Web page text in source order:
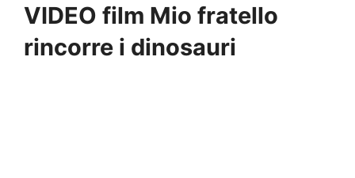
VIDEO film Mio fratello
rincorre i dinosauri